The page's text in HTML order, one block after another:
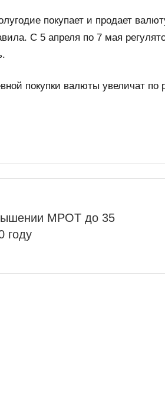
покупает и продает
С 5 апреля по 7 мая
покупки валюты увеличат
МРОТ до 35
году